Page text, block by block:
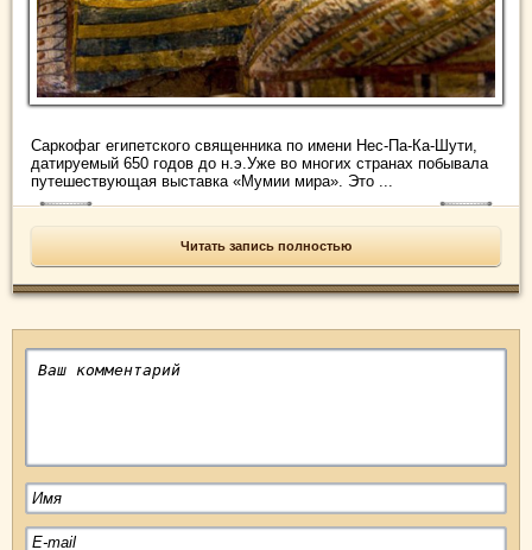
Саркофаг египетского священника по имени Нес-Па-Ка-Шути,
датируемый 650 годов до н.э.Уже во многих странах побывала
путешествующая выставка «Мумии мира». Это ...
Читать запись полностью